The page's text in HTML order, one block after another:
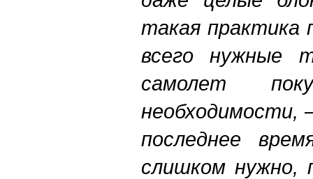
такая практика
всего нужные
самолет
необходимости,
последнее
слишком нужно,